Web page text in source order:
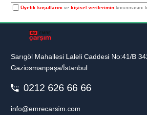
Üyelik koşullarını vekişisel verilerimin korunmasını
Sarıgöl Mahallesi Laleli Caddesi No:41/B
Gaziosmanpaşa/İstanbul
0212 626 66 66
info@emrecarsim.com